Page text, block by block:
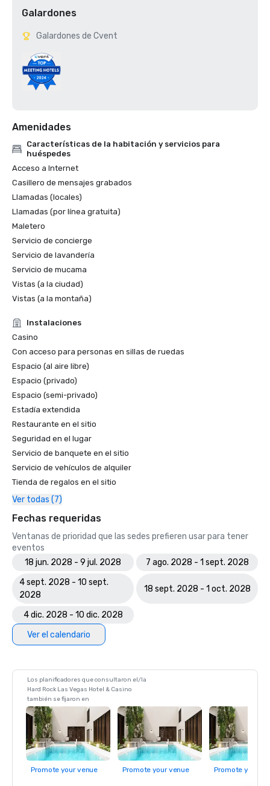
Galardones
Galardones de Cvent
Amenidades
Características de la habitación y servicios para
huéspedes
Acceso a Internet
Casillero de mensajes grabados
Llamadas (locales)
Llamadas (por línea gratuita)
Maletero
Servicio de concierge
Servicio de lavandería
Servicio de mucama
Vistas (a la ciudad)
Vistas (a la montaña)
Instalaciones
Casino
Con acceso para personas en sillas de ruedas
Espacio (al aire libre)
Espacio (privado)
Espacio (semi-privado)
Estadía extendida
Restaurante en el sitio
Seguridad en el lugar
Servicio de banquete en el sitio
Servicio de vehículos de alquiler
Tienda de regalos en el sitio
Ver todas (7)
Fechas requeridas
Ventanas de prioridad que las sedes prefieren usar para tener
eventos
18 jun. 2028 - 9 jul. 2028
7 ago. 2028 - 1 sept. 2028
4 sept. 2028 - 10 sept.
2028
18 sept. 2028 - 1 oct. 2028
4 dic. 2028 - 10 dic. 2028
Ver el calendario
Los planificadores que consultaron el/la
Hard Rock Las Vegas Hotel & Casino
también se fijaron en
Promote your venue Promote your venue Promote your